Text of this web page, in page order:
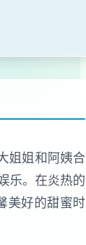
姐姐和阿姨合
乐。在炎热的
美好的甜蜜时